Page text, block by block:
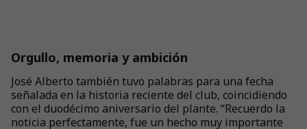
Orgullo, memoria y ambición
José Alberto también tuvo palabras para una fecha
señalada en la historia reciente del club, coincidiendo
con el duodécimo aniversario del plante. “Recuerdo la
noticia perfectamente, fue un hecho muy importante